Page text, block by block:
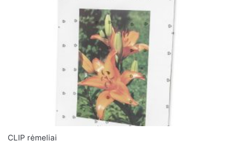
CLIP rėmeliai